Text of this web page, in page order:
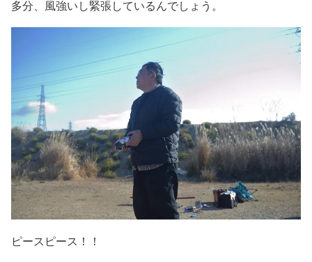
多分、風強いし緊張しているんでしょう。
ピースピース！！